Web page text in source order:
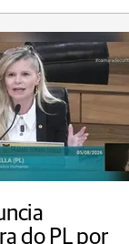
do PL por